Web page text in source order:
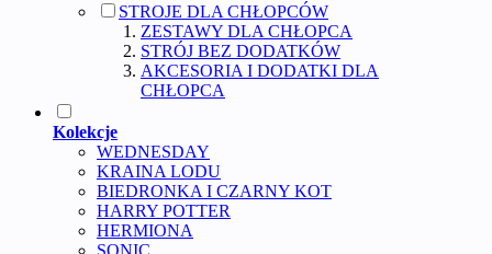
STROJE DLA CHŁOPCÓW
ZESTAWY DLA CHŁOPCA
STRÓJ BEZ DODATKÓW
AKCESORIA I DODATKI DLA
CHŁOPCA
Kolekcje
WEDNESDAY
KRAINA LODU
BIEDRONKA I CZARNY KOT
HARRY POTTER
HERMIONA
SONIC